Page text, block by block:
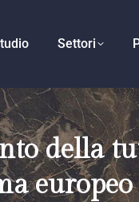
Settori
della
europeo